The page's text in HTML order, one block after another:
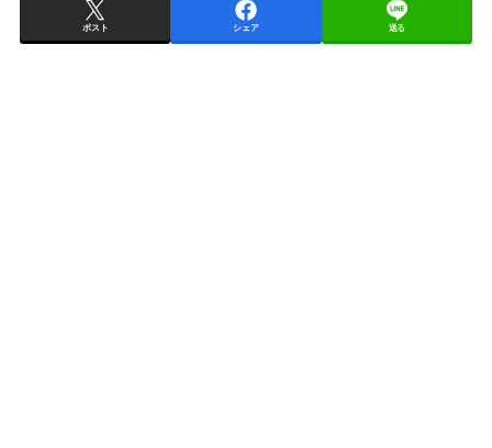
ポスト シェア 送る